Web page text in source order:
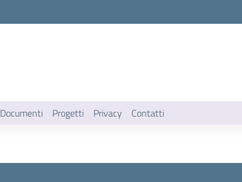
Documenti Progetti Privacy Contatti